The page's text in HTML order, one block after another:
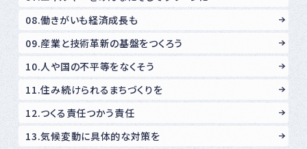
08.働きがいも経済成長も
09.産業と技術革新の基盤をつくろう
10.人や国の不平等をなくそう
11.住み続けられるまちづくりを
12.つくる責任つかう責任
13.気候変動に具体的な対策を